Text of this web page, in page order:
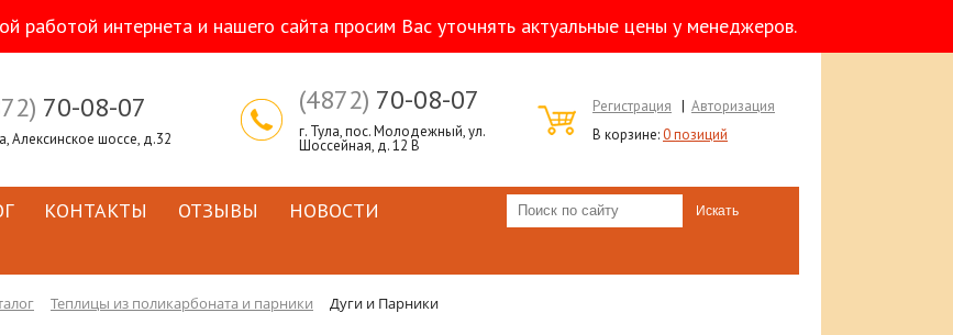
работой интернета и нашего сайта просим Вас уточнять актуальные цены у менеджеров.
70-08-07
Алексинское шоссе, д.32
(4872) 70-08-07
г. Тула, пос. Молодежный, ул.
Шоссейная, д. 12 В
Регистрация | Авторизация
В корзине:0 позиций
КОНТАКТЫ ОТЗЫВЫ
НОВОСТИ
Теплицы из поликарбоната и парники Дуги и Парники